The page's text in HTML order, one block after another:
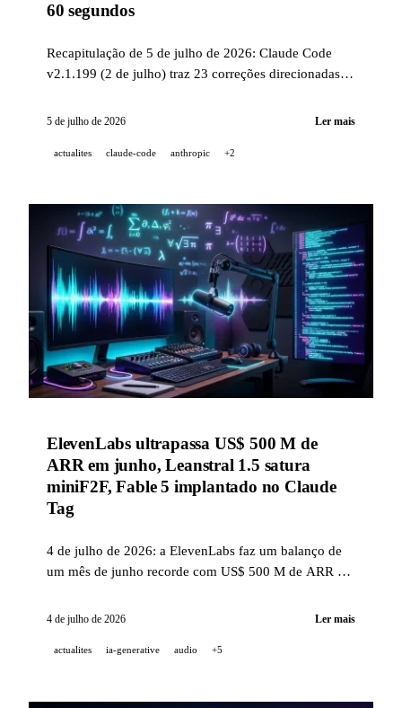
60 segundos
Recapitulação de 5 de julho de 2026: Claude Code
v2.1.199 (2 de julho) traz 23 correções direcionadas
subagentes; NotebookLM (30 de junho) converte
verticais educativos de 60 segundos.
5 de julho de 2026 Ler mais
actualites claude-code anthropic +2
ElevenLabs ultrapassa US$ 500 M de
ARR em junho, Leanstral 1.5 satura
miniF2F, Fable 5 implantado no Claude
Tag
4 de julho de 2026: a ElevenLabs faz um balanço de
um mês de junho recorde com US$ 500 M de ARR e o
SOTA da verificação formal em Lean 4; o Fable 5
destilam 2,3 M de traces do Fable 5 no Qwen3-4B
4 de julho de 2026 Ler mais
actualites ia-generative audio +5